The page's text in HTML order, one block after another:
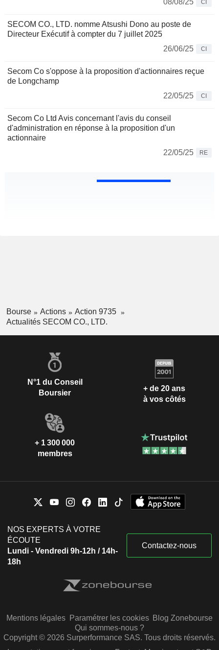
08/08/25
CI
SECOM CO., LTD. nomme Atsushi Dono au poste de
Directeur Exécutif à compter du 7 juillet 2025
26/06/25
CI
Secom Co s'oppose à la proposition d'actionnaires reçue
de Longchamp
22/05/25
CI
Secom Co Ltd Avis concernant l'avis du conseil
d'administration en réponse à la proposition d'un
actionnaire
22/05/25
RE
Bourse Actions
Action 9735
Actualités SECOM CO., LTD.
N°1 du Conseil
Boursier
+ de 20 ans
à vos côtés
+ 1 300 000
membres
NOS EXPERTS À VOTRE
ÉCOUTE
Lundi - Vendredi 9h-12h / 14h-
18h
Contactez-nous
Mentions légales Paramétrer les cookies Blog Zonebourse
Qui sommes-nous ?
Copyright © 2026 Surperformance SAS. Tous droits réservés.